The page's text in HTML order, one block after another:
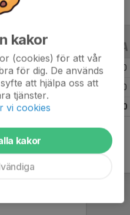
1 0 0
4 0
0
kakor
(cookies) för att vår
för dig. De används
att hjälpa oss att
tjänster.
vi cookies
kakor